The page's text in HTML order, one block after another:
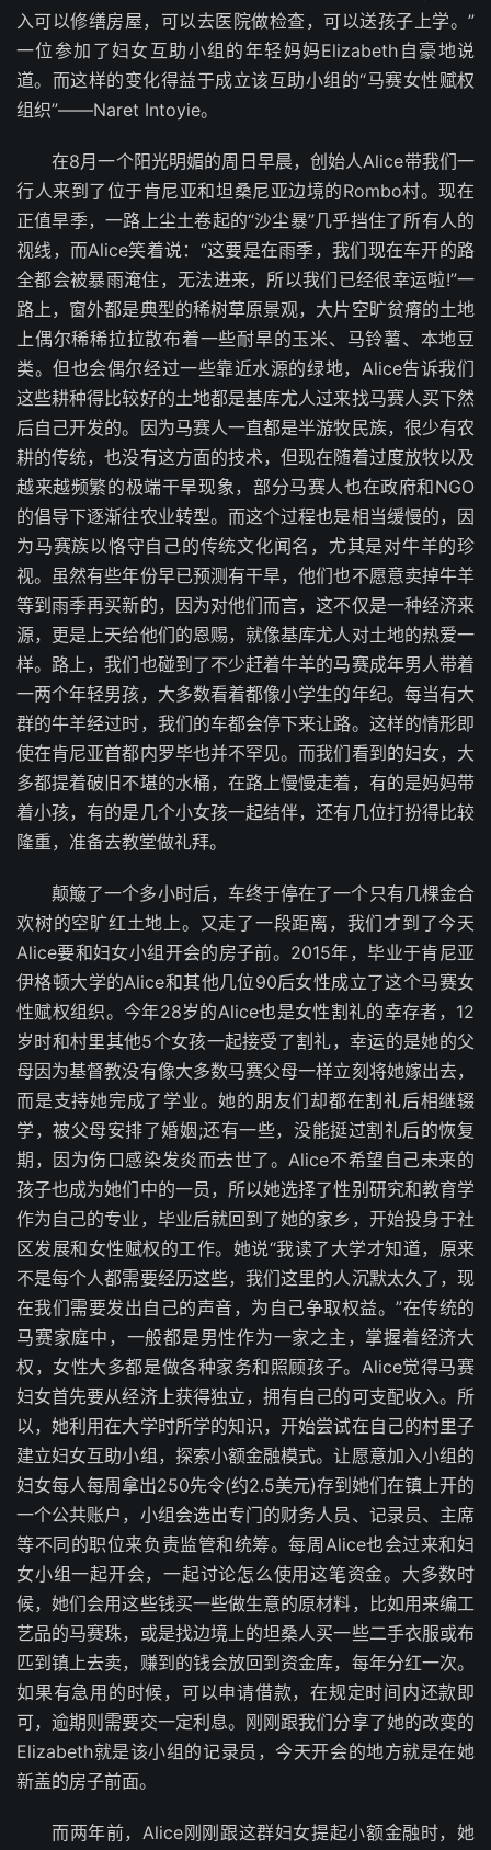
入可以修缮房屋，可以去医院做检查，可以送孩子上学。”
一位参加了妇女互助小组的年轻妈妈Elizabeth自豪地说
道。而这样的变化得益于成立该互助小组的“马赛女性赋权
组织”——Naret Intoyie。
在8月一个阳光明媚的周日早晨，创始人Alice带我们一
行人来到了位于肯尼亚和坦桑尼亚边境的Rombo村。现在
正值旱季，一路上尘土卷起的“沙尘暴”几乎挡住了所有人的
视线，而Alice笑着说：“这要是在雨季，我们现在车开的路
全都会被暴雨淹住，无法进来，所以我们已经很幸运啦!”一
路上，窗外都是典型的稀树草原景观，大片空旷贫瘠的土地
上偶尔稀稀拉拉散布着一些耐旱的玉米、马铃薯、本地豆
类。但也会偶尔经过一些靠近水源的绿地，Alice告诉我们
这些耕种得比较好的土地都是基库尤人过来找马赛人买下然
后自己开发的。因为马赛人一直都是半游牧民族，很少有农
耕的传统，也没有这方面的技术，但现在随着过度放牧以及
越来越频繁的极端干旱现象，部分马赛人也在政府和NGO
的倡导下逐渐往农业转型。而这个过程也是相当缓慢的，因
为马赛族以恪守自己的传统文化闻名，尤其是对牛羊的珍
视。虽然有些年份早已预测有干旱，他们也不愿意卖掉牛羊
等到雨季再买新的，因为对他们而言，这不仅是一种经济来
源，更是上天给他们的恩赐，就像基库尤人对土地的热爱一
样。路上，我们也碰到了不少赶着牛羊的马赛成年男人带着
一两个年轻男孩，大多数看着都像小学生的年纪。每当有大
群的牛羊经过时，我们的车都会停下来让路。这样的情形即
使在肯尼亚首都内罗毕也并不罕见。而我们看到的妇女，大
多都提着破旧不堪的水桶，在路上慢慢走着，有的是妈妈带
着小孩，有的是几个小女孩一起结伴，还有几位打扮得比较
隆重，准备去教堂做礼拜。
颠簸了一个多小时后，车终于停在了一个只有几棵金合
欢树的空旷红土地上。又走了一段距离，我们才到了今天
Alice要和妇女小组开会的房子前。2015年，毕业于肯尼亚
伊格顿大学的Alice和其他几位90后女性成立了这个马赛女
性赋权组织。今年28岁的Alice也是女性割礼的幸存者，12
岁时和村里其他5个女孩一起接受了割礼，幸运的是她的父
母因为基督教没有像大多数马赛父母一样立刻将她嫁出去，
而是支持她完成了学业。她的朋友们却都在割礼后相继辍
学，被父母安排了婚姻;还有一些，没能挺过割礼后的恢复
期，因为伤口感染发炎而去世了。Alice不希望自己未来的
孩子也成为她们中的一员，所以她选择了性别研究和教育学
作为自己的专业，毕业后就回到了她的家乡，开始投身于社
区发展和女性赋权的工作。她说“我读了大学才知道，原来
不是每个人都需要经历这些，我们这里的人沉默太久了，现
在我们需要发出自己的声音，为自己争取权益。”在传统的
马赛家庭中，一般都是男性作为一家之主，掌握着经济大
权，女性大多都是做各种家务和照顾孩子。Alice觉得马赛
妇女首先要从经济上获得独立，拥有自己的可支配收入。所
以，她利用在大学时所学的知识，开始尝试在自己的村里子
建立妇女互助小组，探索小额金融模式。让愿意加入小组的
妇女每人每周拿出250先令(约2.5美元)存到她们在镇上开的
一个公共账户，小组会选出专门的财务人员、记录员、主席
等不同的职位来负责监管和统筹。每周Alice也会过来和妇
女小组一起开会，一起讨论怎么使用这笔资金。大多数时
候，她们会用这些钱买一些做生意的原材料，比如用来编工
艺品的马赛珠，或是找边境上的坦桑人买一些二手衣服或布
匹到镇上去卖，赚到的钱会放回到资金库，每年分红一次。
如果有急用的时候，可以申请借款，在规定时间内还款即
可，逾期则需要交一定利息。刚刚跟我们分享了她的改变的
Elizabeth就是该小组的记录员，今天开会的地方就是在她
新盖的房子前面。
而两年前，Alice刚刚跟这群妇女提起小额金融时，她